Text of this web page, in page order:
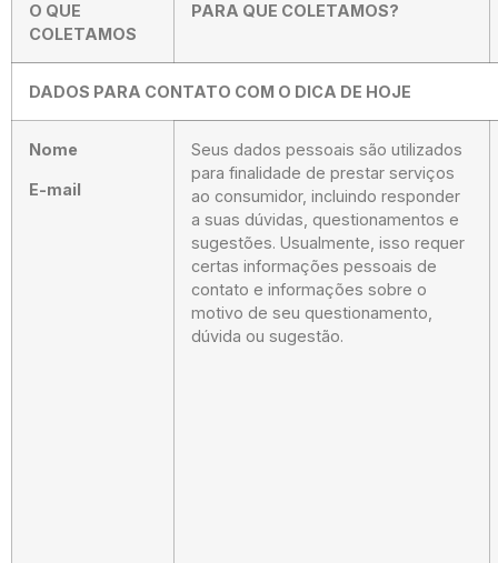
O QUE
COLETAMOS
PARA QUE COLETAMOS?
DADOS PARA CONTATO COM O DICA DE HOJE
Nome
E-mail
Seus dados pessoais são utilizados
para finalidade de prestar serviços
ao consumidor, incluindo responder
a suas dúvidas, questionamentos e
sugestões. Usualmente, isso requer
certas informações pessoais de
contato e informações sobre o
motivo de seu questionamento,
dúvida ou sugestão.